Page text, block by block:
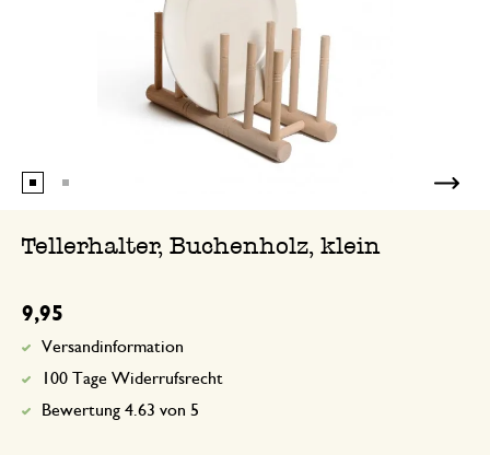
Tellerhalter, Buchenholz, klein
9,95
Versandinformation
100 Tage Widerrufsrecht
Bewertung 4.63 von 5